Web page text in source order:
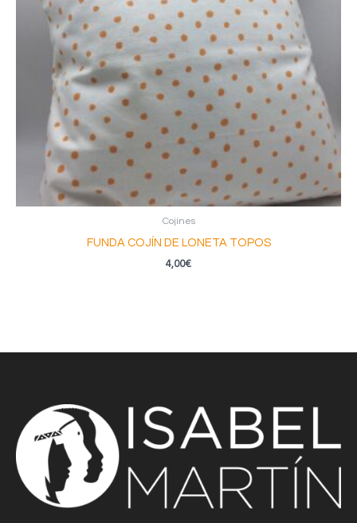
Cojines
FUNDA COJÍN DE LONETA TOPOS
4,00€